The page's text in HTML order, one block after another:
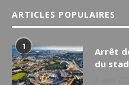
ARTICLES POPULAIRES
1
Arrêt
du